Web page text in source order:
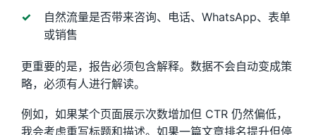
自然流量是否带来咨询、电话、WhatsApp、表单
或销售
更重要的是，报告必须包含解释。数据不会自动变成策
略，必须有人进行解读。
例如，如果某个页面展示次数增加但 CTR 仍然偏低，
我会考虑重写标题和描述。如果一篇文章排名提升但停